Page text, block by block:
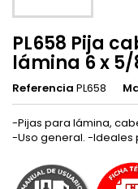
PL658 Pija
lámina 6 x 5/
Referencia PL658
-Pijas para lámina,
-Uso general. -Ideales